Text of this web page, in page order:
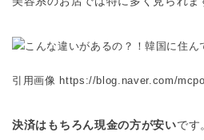
引用画像 https://blog.naver.com/
決済はもちろん現金の方が安いです